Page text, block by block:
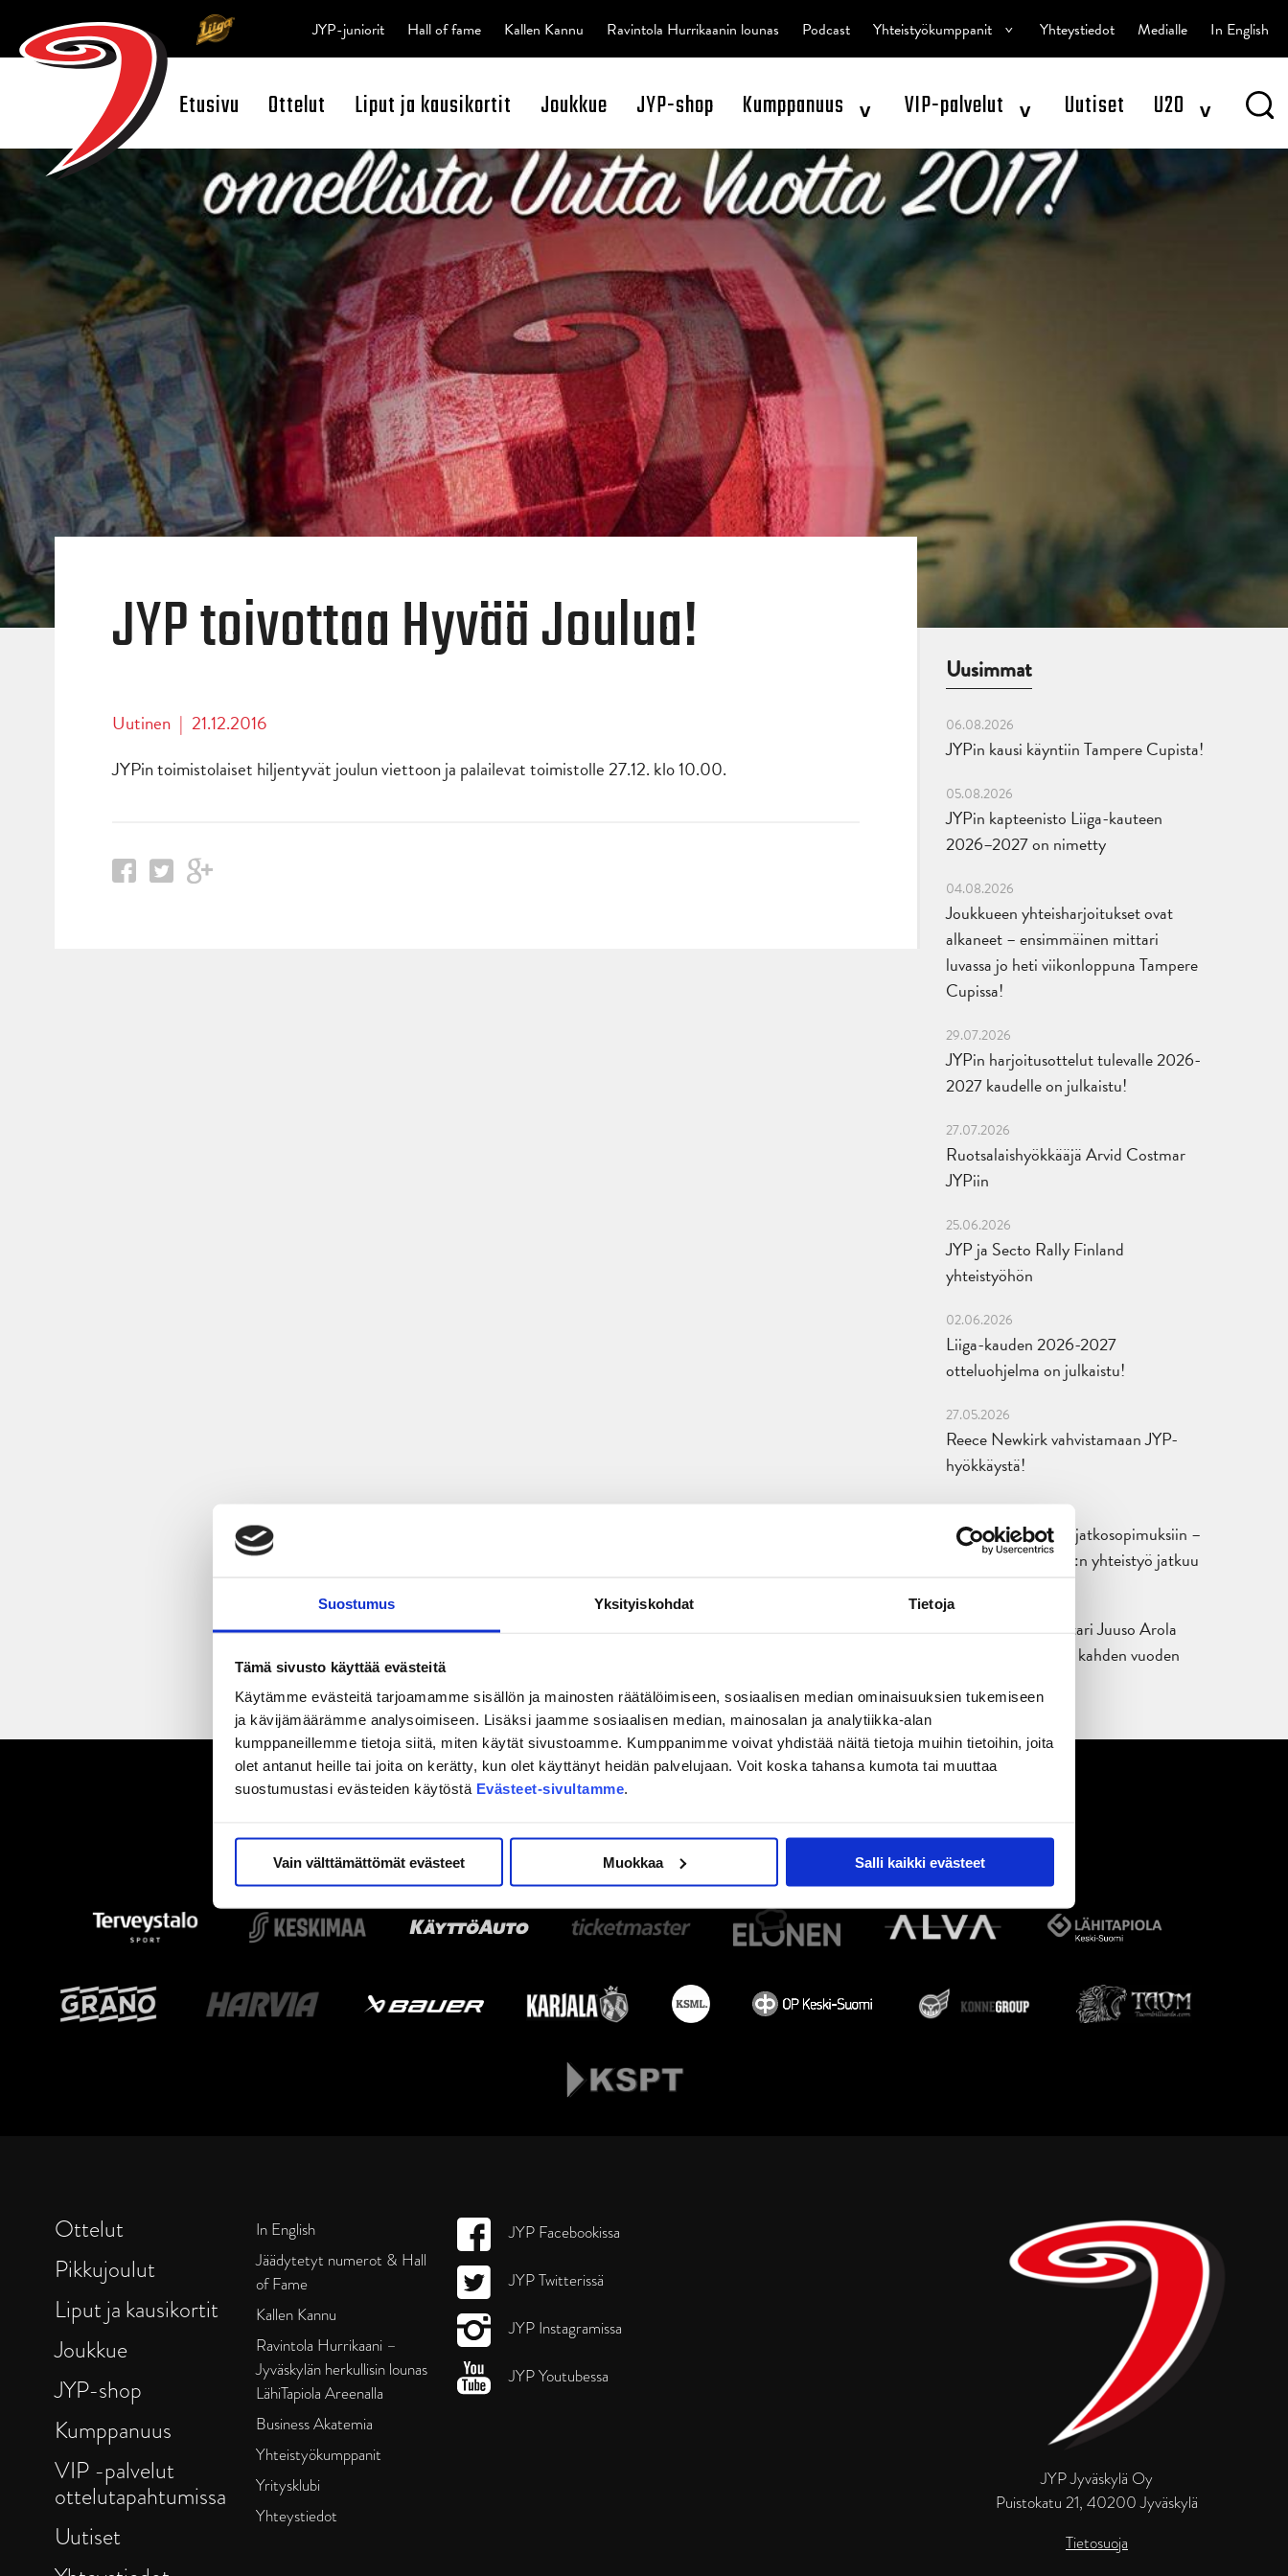
Suostumus Yksityiskohdat Tietoja
Tämä sivusto käyttää evästeitä
Käytämme evästeitä tarjoamamme sisällön ja mainosten räätälöimiseen, sosiaalisen median ominaisuuksien tukemiseen
ja kävijämäärämme analysoimiseen. Lisäksi jaamme sosiaalisen median, mainosalan ja analytiikka-alan
kumppaneillemme tietoja siitä, miten käytät sivustoamme. Kumppanimme voivat yhdistää näitä tietoja muihin tietoihin, joita
olet antanut heille tai joita on kerätty, kun olet käyttänyt heidän palvelujaan. Voit koska tahansa kumota tai muuttaa
suostumustasi evästeiden käytöstä Evästeet-sivultamme.
Vain välttämättömät evästeet Muokkaa Salli kaikki evästeet
Open Search
Etusivu Ottelut Liput ja kausikortit Joukkue JYP-shop Kumppanuus ^ VIP-palvelut ^ Uutiset U20 ^
JYP-juniorit Hall of fame Kallen Kannu Ravintola Hurrikaanin lounas Podcast Yhteistyökumppanit ^ Yhteystiedot Medialle In English
JYP toivottaa Hyvää Joulua!
Uutinen | 21.12.2016
JYPin toimistolaiset hiljentyvät joulun viettoon ja palailevat toimistolle 27.12. klo 10.00.
Uusimmat
06.08.2026
JYPin kausi käyntiin Tampere Cupista!
05.08.2026
JYPin kapteenisto Liiga-kauteen
2026–2027 on nimetty
04.08.2026
Joukkueen yhteisharjoitukset ovat
alkaneet – ensimmäinen mittari
luvassa jo heti viikonloppuna Tampere
Cupissa!
29.07.2026
JYPin harjoitusottelut tulevalle 2026-
2027 kaudelle on julkaistu!
27.07.2026
Ruotsalaishyökkääjä Arvid Costmar
JYPiin
25.06.2026
JYP ja Secto Rally Finland
yhteistyöhön
02.06.2026
Liiga-kauden 2026-2027
otteluohjelma on julkaistu!
27.05.2026
Reece Newkirk vahvistamaan JYP-
hyökkäystä!
18.05.2026
Jaatinen ja Liljamo jatkosopimuksiin –
JYPin ja KeuPa HT:n yhteistyö jatkuu
14.05.2026
Tuore Sveitsin mestari Juuso Arola
JYP-puolustukseen kahden vuoden
JYP Jyväskylä Oy
Puistokatu 21, 40200 Jyväskylä
Tietosuoja
Ottelut
Pikkujoulut
Liput ja kausikortit
Joukkue
JYP-shop
Kumppanuus
VIP -palvelut
ottelutapahtumissa
Uutiset
In English
Jäädytetyt numerot & Hall
of Fame
Kallen Kannu
Ravintola Hurrikaani –
Jyväskylän herkullisin lounas
LähiTapiola Areenalla
Business Akatemia
Yhteistyökumppanit
Yritysklubi
Yhteystiedot
JYP Facebookissa
JYP Twitterissä
JYP Instagramissa
JYP Youtubessa